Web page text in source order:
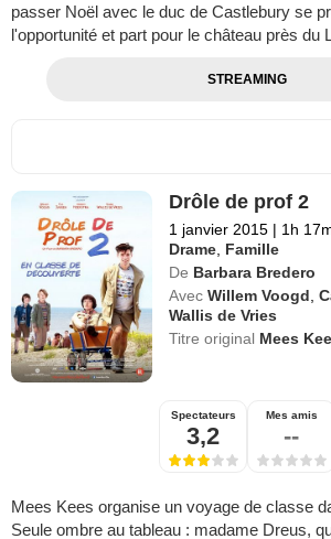
passer Noël avec le duc de Castlebury se
l'opportunité et part pour le château près du
STREAMING
Drôle de prof 2
1 janvier 2015 | 1h
Drame Famille
De Barbara Bredero
Avec Willem Voogd ,
Wallis de Vries
Titre original Mees
Spectateurs
3,2
Mes amis
--
Mees Kees organise un voyage de classe
Seule ombre au tableau : madame Dreus,